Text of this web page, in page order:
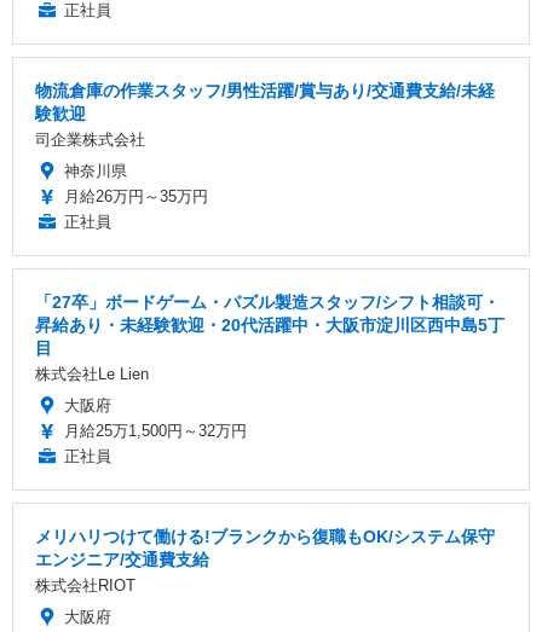
正社員
物流倉庫の作業スタッフ/男性活躍/賞与あり/交通費支給/未経
験歓迎
司企業株式会社
神奈川県
月給26万円～35万円
正社員
「27卒」ボードゲーム・パズル製造スタッフ/シフト相談可・
昇給あり・未経験歓迎・20代活躍中・大阪市淀川区西中島5丁
目
株式会社Le Lien
大阪府
月給25万1,500円～32万円
正社員
メリハリつけて働ける!ブランクから復職もOK/システム保守
エンジニア/交通費支給
株式会社RIOT
大阪府